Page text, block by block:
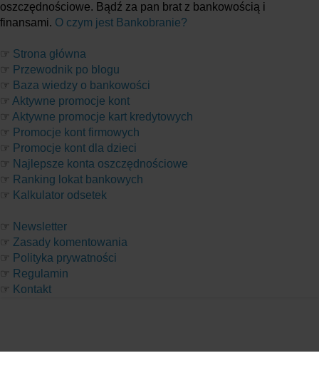
oszczędnościowe. Bądź za pan brat z bankowością i
finansami. O czym jest Bankobranie?
☞ Strona główna
☞ Przewodnik po blogu
☞ Baza wiedzy o bankowości
☞ Aktywne promocje kont
☞ Aktywne promocje kart kredytowych
☞ Promocje kont firmowych
☞ Promocje kont dla dzieci
☞ Najlepsze konta oszczędnościowe
☞ Ranking lokat bankowych
☞ Kalkulator odsetek
☞ Newsletter
☞ Zasady komentowania
☞ Polityka prywatności
☞ Regulamin
☞ Kontakt